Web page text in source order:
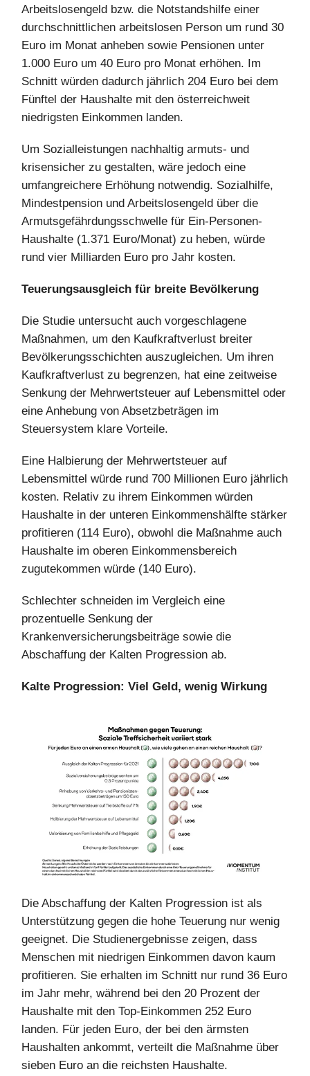
Arbeitslosengeld bzw. die Notstandshilfe einer
durchschnittlichen arbeitslosen Person um rund 30
Euro im Monat anheben sowie Pensionen unter
1.000 Euro um 40 Euro pro Monat erhöhen. Im
Schnitt würden dadurch jährlich 204 Euro bei dem
Fünftel der Haushalte mit den österreichweit
niedrigsten Einkommen landen.
Um Sozialleistungen nachhaltig armuts- und
krisensicher zu gestalten, wäre jedoch eine
umfangreichere Erhöhung notwendig. Sozialhilfe,
Mindestpension und Arbeitslosengeld über die
Armutsgefährdungsschwelle für Ein-Personen-
Haushalte (1.371 Euro/Monat) zu heben, würde
rund vier Milliarden Euro pro Jahr kosten.
Teuerungsausgleich für breite Bevölkerung
Die Studie untersucht auch vorgeschlagene
Maßnahmen, um den Kaufkraftverlust breiter
Bevölkerungsschichten auszugleichen. Um ihren
Kaufkraftverlust zu begrenzen, hat eine zeitweise
Senkung der Mehrwertsteuer auf Lebensmittel oder
eine Anhebung von Absetzbeträgen im
Steuersystem klare Vorteile.
Eine Halbierung der Mehrwertsteuer auf
Lebensmittel würde rund 700 Millionen Euro jährlich
kosten. Relativ zu ihrem Einkommen würden
Haushalte in der unteren Einkommenshälfte stärker
profitieren (114 Euro), obwohl die Maßnahme auch
Haushalte im oberen Einkommensbereich
zugutekommen würde (140 Euro).
Schlechter schneiden im Vergleich eine
prozentuelle Senkung der
Krankenversicherungsbeiträge sowie die
Abschaffung der Kalten Progression ab.
Kalte Progression: Viel Geld, wenig Wirkung
Die Abschaffung der Kalten Progression ist als
Unterstützung gegen die hohe Teuerung nur wenig
geeignet. Die Studienergebnisse zeigen, dass
Menschen mit niedrigen Einkommen davon kaum
profitieren. Sie erhalten im Schnitt nur rund 36 Euro
im Jahr mehr, während bei den 20 Prozent der
Haushalte mit den Top-Einkommen 252 Euro
landen. Für jeden Euro, der bei den ärmsten
Haushalten ankommt, verteilt die Maßnahme über
sieben Euro an die reichsten Haushalte.